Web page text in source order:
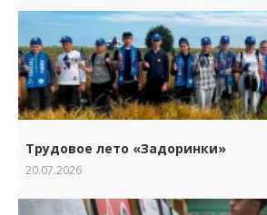
Трудовое лето «Задоринки»
20.07.2026